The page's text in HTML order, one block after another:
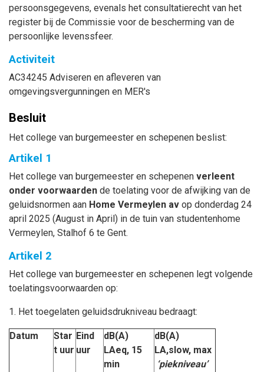
persoonsgegevens, evenals het consultatierecht van het
register bij de Commissie voor de bescherming van de
persoonlijke levenssfeer.
Activiteit
AC34245 Adviseren en afleveren van
omgevingsvergunningen en MER's
Besluit
Het college van burgemeester en schepenen beslist:
Artikel 1
Het college van burgemeester en schepenen verleent
onder voorwaarden de toelating voor de afwijking van de
geluidsnormen aan Home Vermeylen av op donderdag 24
april 2025 (August in April) in de tuin van studentenhome
Vermeylen, Stalhof 6 te Gent.
Artikel 2
Het college van burgemeester en schepenen legt volgende
toelatingsvoorwaarden op:
1. Het toegelaten geluidsdrukniveau bedraagt:
Datum
Star
t uur
Eind
uur
dB(A)
LAeq, 15
min
dB(A)
LA,slow, max
‘piekniveau’